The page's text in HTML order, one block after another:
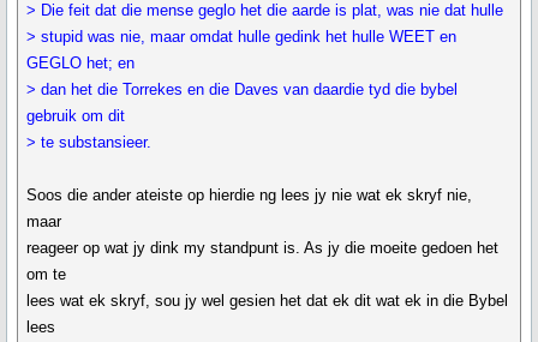
> Die feit dat die mense geglo het die aarde is plat, was nie dat hulle
> stupid was nie, maar omdat hulle gedink het hulle WEET en
GEGLO het; en
> dan het die Torrekes en die Daves van daardie tyd die bybel
gebruik om dit
> te substansieer.
Soos die ander ateiste op hierdie ng lees jy nie wat ek skryf nie,
maar
reageer op wat jy dink my standpunt is. As jy die moeite gedoen het
om te
lees wat ek skryf, sou jy wel gesien het dat ek dit wat ek in die Bybel
lees